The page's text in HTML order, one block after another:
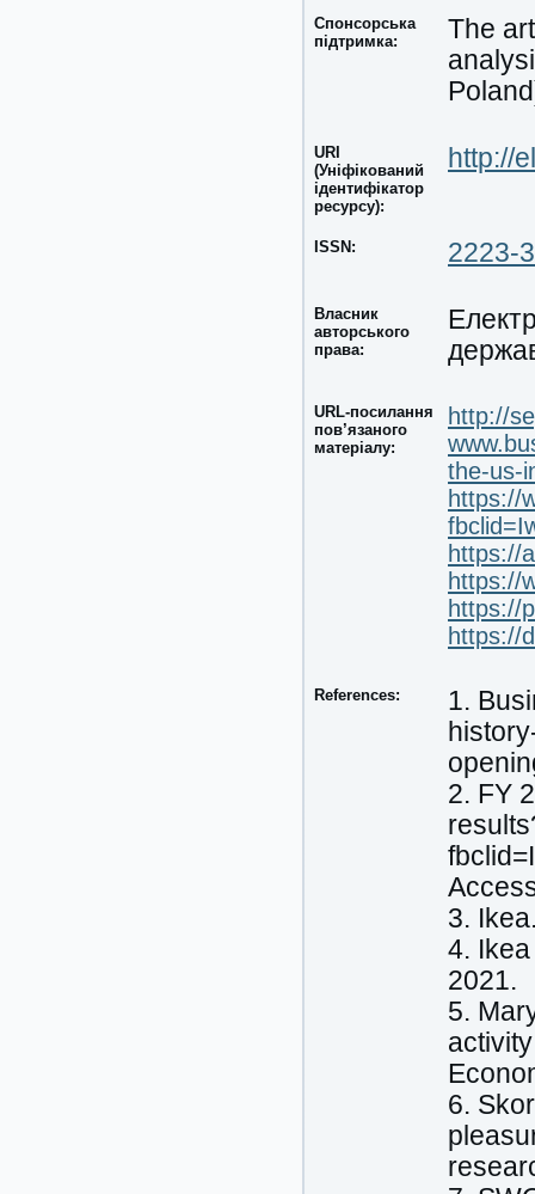
Спонсорська
підтримка:
The
URI
(Уніфікований
ідентифікатор
ресурсу):
http://
ISSN: 2223-
Власник
авторського
права:
URL-посилання
пов’язаного
матеріалу:
http://
the-us-
https://
https://
https://
https://
https://
References:
1.
2. FY
3.
4.
2021.
5.
6.